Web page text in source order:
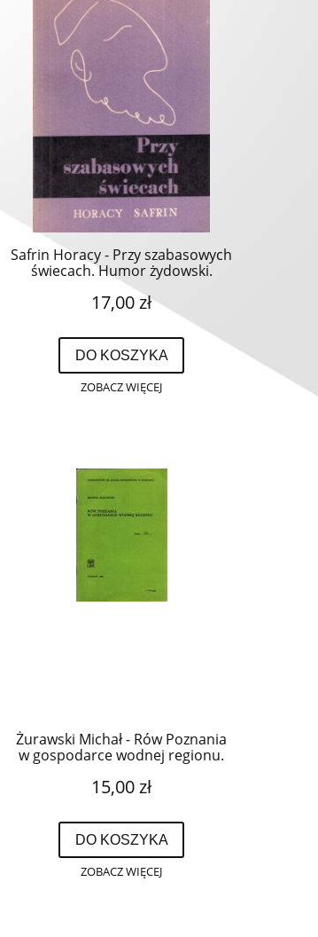
Safrin Horacy - Przy szabasowych
świecach. Humor żydowski.
17,00 zł
DO KOSZYKA
ZOBACZ WIĘCEJ
Żurawski Michał - Rów Poznania
w gospodarce wodnej regionu.
15,00 zł
DO KOSZYKA
ZOBACZ WIĘCEJ